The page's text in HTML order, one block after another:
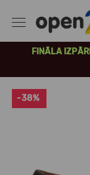
FINĀLA
-38%